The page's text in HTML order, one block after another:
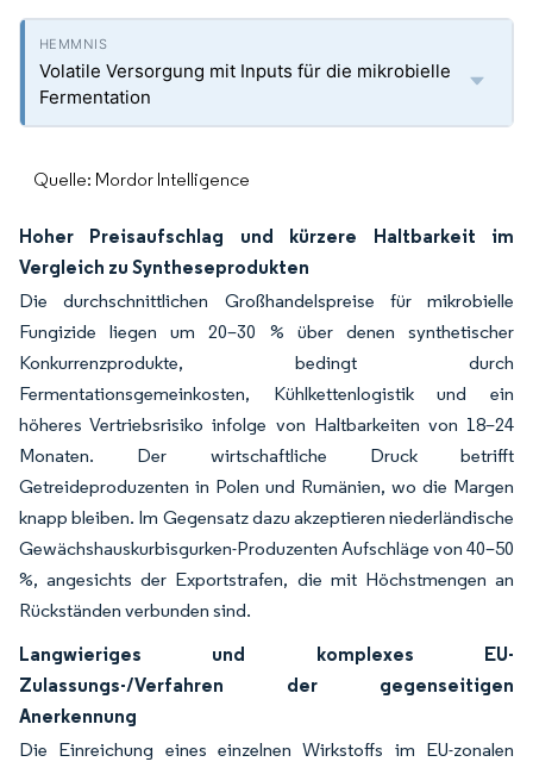
Volatile Versorgung mit Inputs für die mikrobielle
Fermentation
Quelle: Mordor Intelligence
Hoher Preisaufschlag und kürzere Haltbarkeit im
Vergleich zu Syntheseprodukten
Die durchschnittlichen Großhandelspreise für mikrobielle
Fungizide liegen um 20–30 % über denen synthetischer
Konkurrenzprodukte, bedingt durch
Fermentationsgemeinkosten, Kühlkettenlogistik und ein
höheres Vertriebsrisiko infolge von Haltbarkeiten von 18–24
Monaten. Der wirtschaftliche Druck betrifft
Getreideproduzenten in Polen und Rumänien, wo die Margen
knapp bleiben. Im Gegensatz dazu akzeptieren niederländische
Gewächshauskurbisgurken-Produzenten Aufschläge von 40–50
%, angesichts der Exportstrafen, die mit Höchstmengen an
Rückständen verbunden sind.
Langwieriges und komplexes EU-
Zulassungs-/Verfahren der gegenseitigen
Anerkennung
Die Einreichung eines einzelnen Wirkstoffs im EU-zonalen